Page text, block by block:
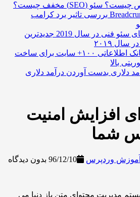
سئو (SEO) مخفف چیست؟
بررسی تاثیر برد کرامب
جدیدترین
بانک اطلاعاتی ۱۰۰+ سایت برای ساخت
بدست آوردن درآمد دلاری
امنیت
96/12/10 بدون دیدگاه
محتوای متن باز دنیا می